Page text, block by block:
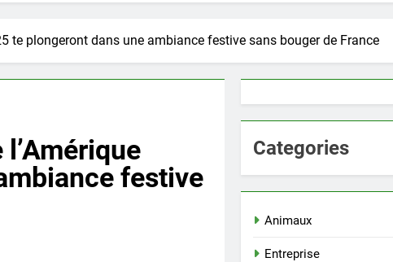
te plongeront dans une ambiance festive sans bouger de France
festive
Categories
Animaux
Entreprise